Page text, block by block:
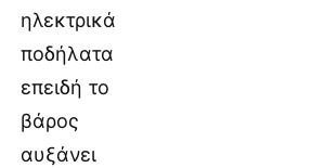
ηλεκτρικά
ποδήλατα
επειδή το
βάρος
αυξάνει